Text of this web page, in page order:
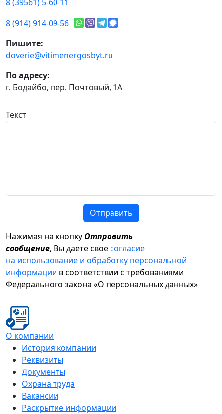
8 (39561) 5-60-11
8 (914) 914-09-56
Пишите:
doverie@vitimenergosbyt.ru
По адресу:
г. Бодайбо, пер. Почтовый, 1А
Текст
Отправить
Нажимая на кнопку Отправить
сообщение, Вы даете своесогласие
на использование и обработку персональной
информации в соответствии с требованиями
Федерального закона «О персональных данных»
О компании
История компании
Реквизиты
Документы
Охрана труда
Вакансии
Раскрытие информации